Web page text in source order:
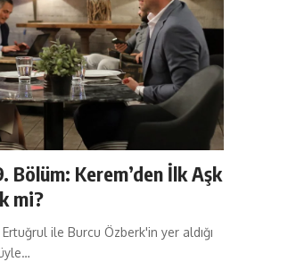
Bölüm: Kerem’den İlk Aşk
mi?
ile Burcu Özberk'in yer aldığı